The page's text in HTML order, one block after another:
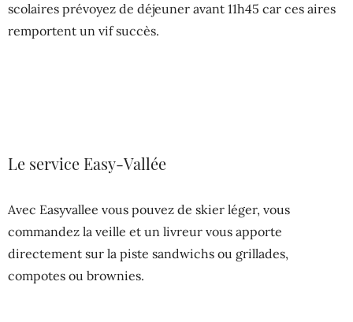
scolaires prévoyez de déjeuner avant 11h45 car ces aires
remportent un vif succès.
Le service Easy-Vallée
Avec Easyvallee vous pouvez de skier léger, vous
commandez la veille et un livreur vous apporte
directement sur la piste sandwichs ou grillades,
compotes ou brownies.